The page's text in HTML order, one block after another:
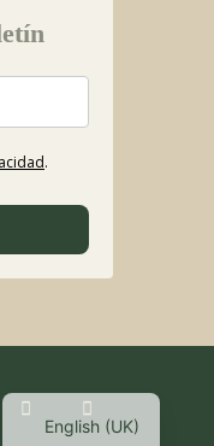
.
English (UK)